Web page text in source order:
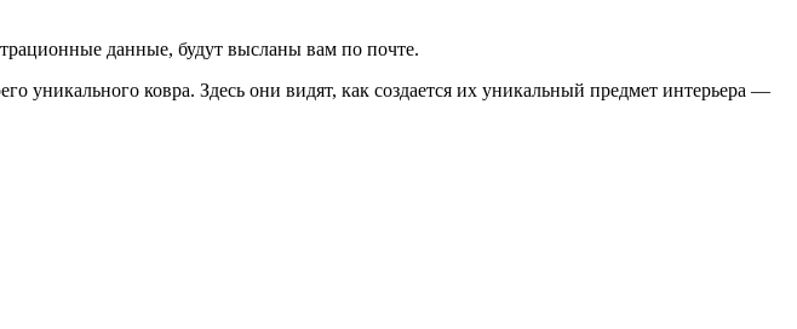
данные, будут высланы вам по почте.
уникального ковра. Здесь они видят, как создается их уникальный предмет интерьера —